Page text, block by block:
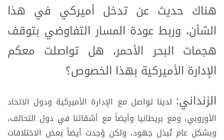
هناك حديث عن تدخل أميركي في هذا
الشأن، وربط عودة المسار التفاوضي بتوقف
هجمات البحر الأحمر، هل تواصلت معكم
الإدارة الأميركية بهذا الخصوص؟
الزنداني: لدينا تواصل مع الإدارة الأميركية ودول الاتحاد
الأوروبي، ومع بريطانيا وأيضاً مع أشقائنا في دول التحالف،
وبشكل عام تُبذل جهود، ولكن وُجدت أيضاً بعض الاختلافات